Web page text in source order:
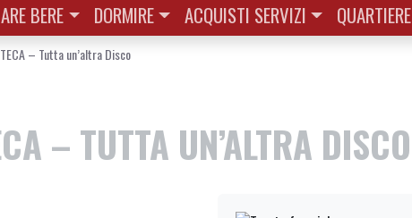
BERE DORMIRE ACQUISTI SERVIZI QUARTIERE
– Tutta un’altra Disco
– TUTTA UN’ALTRA DISCO